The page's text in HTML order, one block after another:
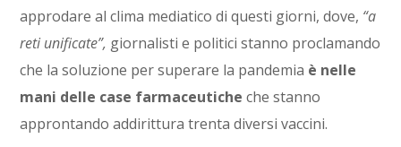
approdare al clima mediatico di questi giorni, dove, “a
reti unificate”, giornalisti e politici stanno proclamando
che la soluzione per superare la pandemia è nelle
mani delle case farmaceuticheche stanno
approntando addirittura trenta diversi vaccini.